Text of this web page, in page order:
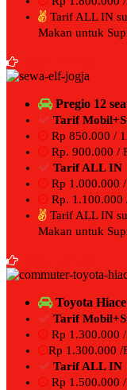
Tarif ALL IN
Makan untuk
Pregio 12
Tarif
Rp 850.000 /
Rp. 900.000 /
Tarif ALL IN
Rp 1.000.000
Rp. 1.100.000
Tarif ALL IN
Makan untuk
Toyota
Tarif
Rp 1.300.000
Rp 1.300.000 /
Tarif ALL IN
Rp 1.500.000